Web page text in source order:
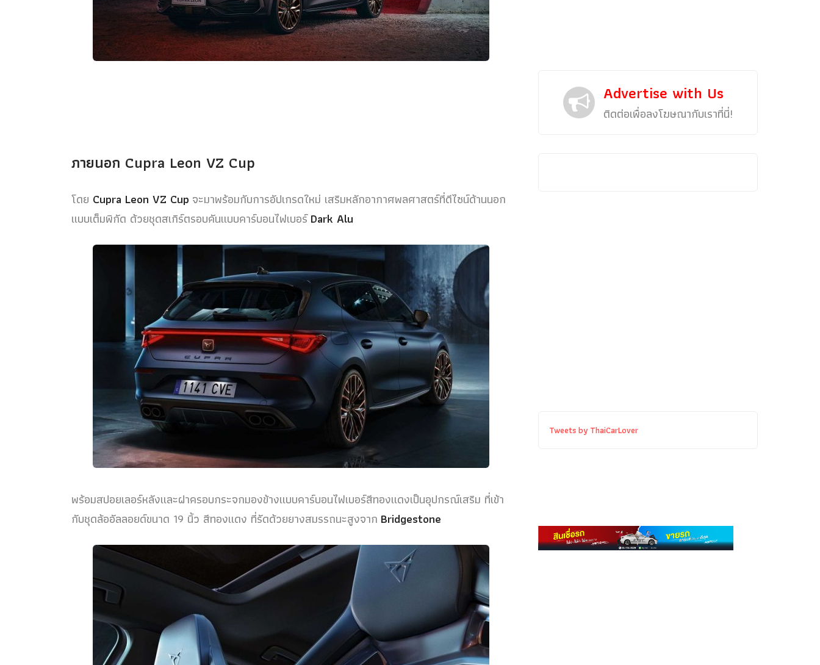
ภายนอก Cupra Leon VZ Cup
โดย Cupra Leon VZ Cup จะมาพร้อมกับการอัปเกรดใหม่ เสริมหลักอากาศพลศาสตร์ที่ดีไซน์ด้านนอก
แบบเต็มพิกัด ด้วยชุดสเกิร์ตรอบคันแบบคาร์บอนไฟเบอร์Dark Alu
พร้อมสปอยเลอร์หลังและฝาครอบกระจกมองข้างแบบคาร์บอนไฟเบอร์สีทองแดงเป็นอุปกรณ์เสริม ที่เข้า
กับชุดล้ออัลลอยด์ขนาด 19 นิ้ว สีทองแดง ที่รัดด้วยยางสมรรถนะสูงจาก Bridgestone
Advertise with Us
ติดต่อเพื่อลงโฆษณากับเราที่นี่!
Tweets by ThaiCarLover